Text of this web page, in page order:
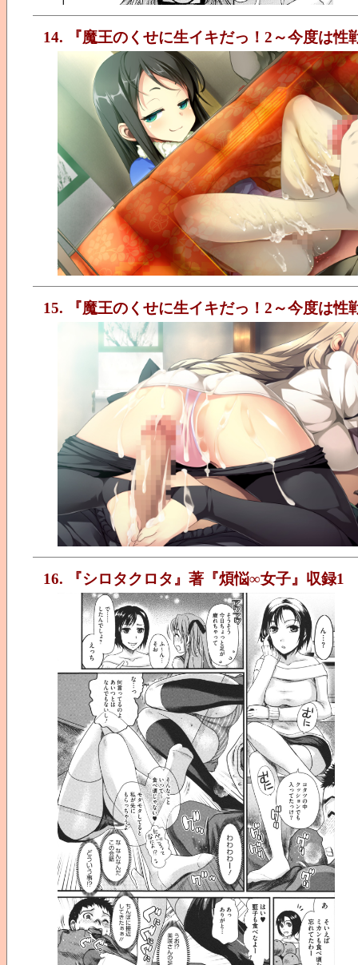
14. 『魔王のくせに生イキだっ！2～今度は性
15. 『魔王のくせに生イキだっ！2～今度は性
16. 『シロタクロタ』著『煩悩∞女子』収録1